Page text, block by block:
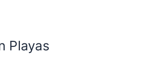
Playas